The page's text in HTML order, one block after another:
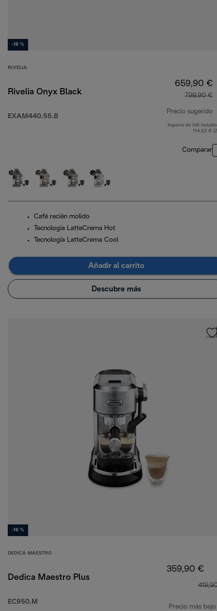
-18 %
RIVELIA
Rivelia Onyx Black
EXAM440.55.B
659,90 €
799,90 €
Precio sugerido
Importe de IVA
114,53 €
Comparar
Café recién molido
Tecnología LatteCrema Hot
Tecnología LatteCrema Cool
Añadir al carrito
Descubre más
-16 %
DEDICA MAESTRO
Dedica Maestro Plus
EC950.M
359,90 €
Precio más bajo